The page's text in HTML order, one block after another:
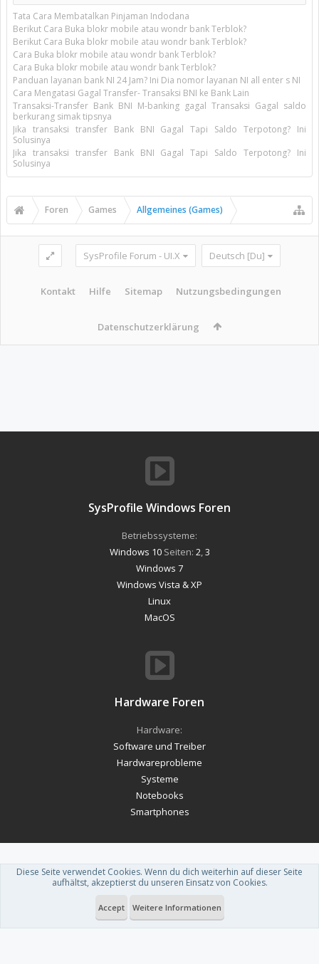
Tata Cara Membatalkan Pinjaman Indodana
Berikut Cara Buka blokr mobile atau wondr bank Terblok?
Berikut Cara Buka blokr mobile atau wondr bank Terblok?
Cara Buka blokr mobile atau wondr bank Terblok?
Cara Buka blokr mobile atau wondr bank Terblok?
Panduan layanan bank NI 24 Jam? Ini Dia nomor layanan NI all enter s NI
Cara Mengatasi Gagal Transfer- Transaksi BNI ke Bank Lain
Transaksi-Transfer Bank BNI M-banking gagal Transaksi Gagal saldo
berkurang simak tipsnya
Jika transaksi transfer Bank BNI Gagal Tapi Saldo Terpotong? Ini
Solusinya
Jika transaksi transfer Bank BNI Gagal Tapi Saldo Terpotong? Ini
Solusinya
Foren Games Allgemeines (Games)
SysProfile Forum - UI.X Deutsch [Du]
Kontakt Hilfe Sitemap Nutzungsbedingungen
Datenschutzerklärung
SysProfile Windows Foren
Betriebssysteme:
Windows 10Seiten: 2,3
Windows 7
Windows Vista & XP
Linux
MacOS
Hardware Foren
Hardware:
Software und Treiber
Hardwareprobleme
Systeme
Notebooks
Smartphones
Forum software by XenForo™-Deutsch von xenDach
Theme designed by ThemeHouse.
Diese Seite verwendet Cookies. Wenn du dich weiterhin auf dieser Seite
aufhältst, akzeptierst du unseren Einsatz von Cookies.
Accept Weitere Informationen